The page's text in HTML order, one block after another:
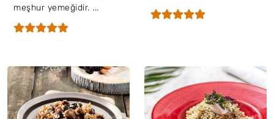
meşhur yemeğidir. ...